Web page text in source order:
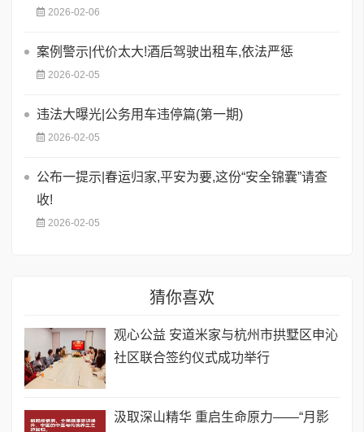
2026-02-06
案例警示|代价太大!酒后驾驶出租车,依法严惩
2026-02-05
违法大曝光|公务用车违停篇(第一期)
2026-02-05
公布一提示|春运归家,平安为要,这份“安全锦囊”请查
收!
2026-02-05
猜你喜欢
观心公益 安道米家与杭州市拱墅区申沁
社区联合签约仪式成功举行
汲取深山精华 重启生命原力——“月影